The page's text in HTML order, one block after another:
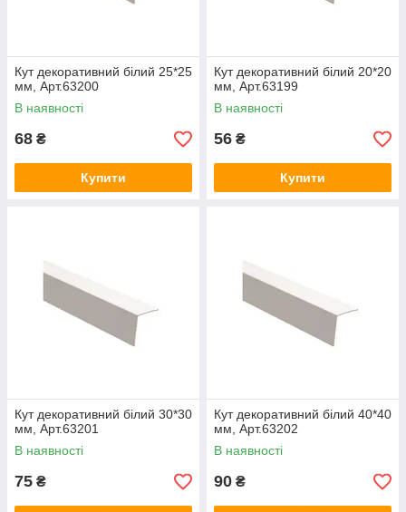
Кут декоративний білий 25*25
мм, Арт.63200
В наявності
68 ₴
Купити
Кут декоративний білий 20*20
мм, Арт.63199
В наявності
56 ₴
Купити
Кут декоративний білий 30*30
мм, Арт.63201
В наявності
75 ₴
Кут декоративний білий 40*40
мм, Арт.63202
В наявності
90 ₴